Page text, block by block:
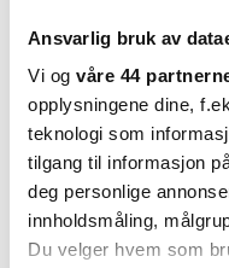
Ansvarlig bruk av
Vi og våre 44
opplysningene dine,
teknologi som
tilgang til informasjon
deg personlige
innholdsmåling,
Du velger hvem som
spesifikke
å sende deg mer
mer relevant
fleste av slike
deres IP-adresse,
informasjon som